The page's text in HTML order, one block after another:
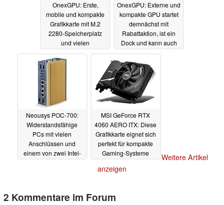
OnexGPU: Erste,
mobile und kompakte
Grafikkarte mit M.2
2280-Speicherplatz
und vielen
noch besonders
OnexGPU: Externe und
kompakte GPU startet
demnächst mit
Rabattaktion, ist ein
Dock und kann auch
24.11.2023
Neousys POC-700:
Widerstandsfähige
PCs mit vielen
Anschlüssen und
einem von zwei Intel-
MSI GeForce RTX
4060 AERO ITX: Diese
Grafikkarte eignet sich
perfekt für kompakte
Gaming-Systeme
Weitere Artikel
anzeigen
2 Kommentare im Forum